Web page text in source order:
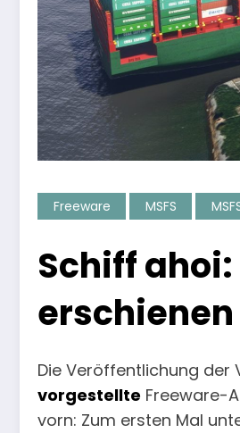
Freeware MSFS
Schiff ahoi:
erschienen
Die Veröffentlichung der
vorgestellte Freeware-
vorn: Zum ersten Mal